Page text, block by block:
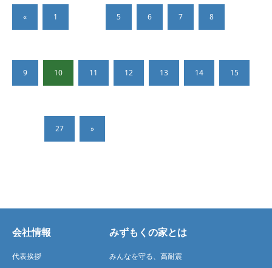
« 1 5 6 7 8
9 10 11 12 13 14 15
27 »
会社情報
代表挨拶
みずもくの家とは
みんなを守る、高耐震